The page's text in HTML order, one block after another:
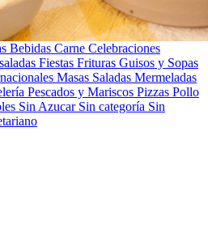
Bebidas Carne Celebraciones
Fiestas Frituras Guisos y Sopas
Masas Saladas Mermeladas
Pescados y Mariscos Pizzas Pollo
Sin Azucar Sin categoría Sin